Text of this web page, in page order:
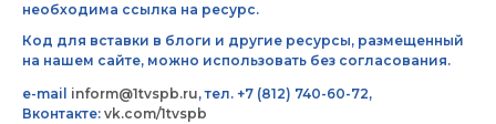
необходима ссылка на ресурс.
Код для вставки в блоги и другие ресурсы, размещенный
на нашем сайте, можно использовать без согласования.
e-mail inform@1tvspb.ru, тел. +7 (812) 740-60-72,
Вконтакте: vk.com/1tvspb